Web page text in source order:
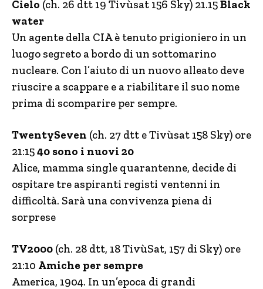
Cielo (ch. 26 dtt 19 Tivùsat 156 Sky) 21.15Black
water
Un agente della CIA è tenuto prigioniero in un
luogo segreto a bordo di un sottomarino
nucleare. Con l’aiuto di un nuovo alleato deve
riuscire a scappare e a riabilitare il suo nome
prima di scomparire per sempre.
TwentySeven (ch. 27 dtt e Tivùsat 158 Sky) ore
21:1540 sono i nuovi 20
Alice, mamma single quarantenne, decide di
ospitare tre aspiranti registi ventenni in
difficoltà. Sarà una convivenza piena di
sorprese
TV2000 (ch. 28 dtt, 18 TivùSat, 157 di Sky) ore
21:10 Amiche per sempre
America, 1904. In un’epoca di grandi